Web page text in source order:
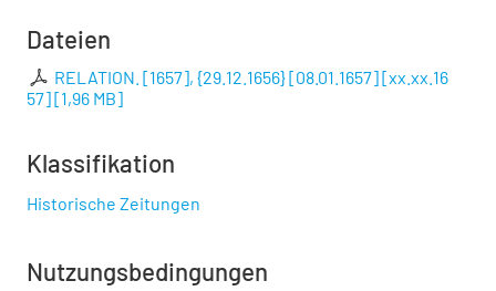
Dateien
RELATION. [1657], {29.12.1656} [08.01.1657] [xx.xx.16
57][1,96 MB]
Klassifikation
Historische Zeitungen
Nutzungsbedingungen